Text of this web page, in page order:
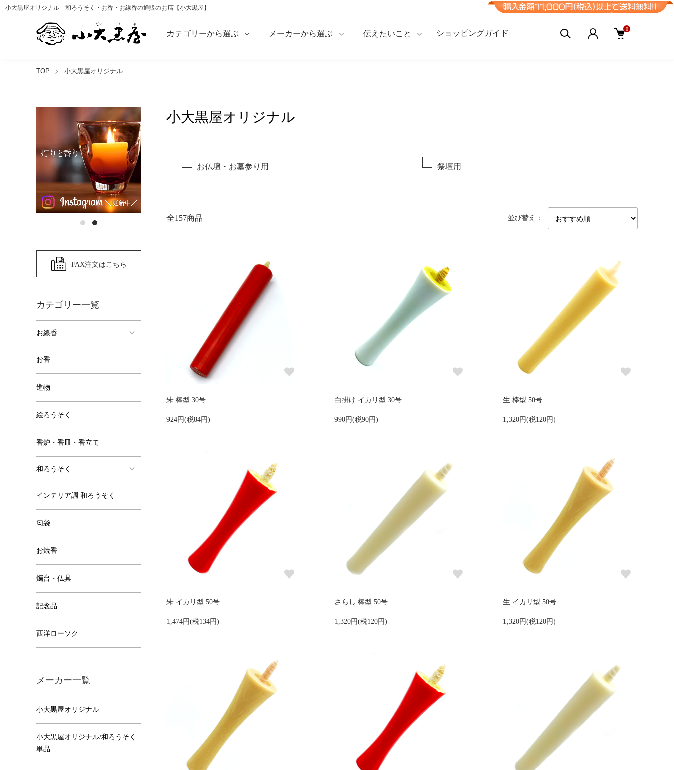
小大黒屋オリジナル 和ろうそく・お香・お線香の通販のお店【小大黒屋】
カテゴリーから選ぶ メーカーから選ぶ 伝えたいこと ショッピングガイド 0
TOP 小大黒屋オリジナル
小大黒屋オリジナル
お仏壇・お墓参り用 祭壇用
全157商品 並び替え：
朱 棒型 30号
924円(税84円)
白掛け イカリ型 30号
990円(税90円)
生 棒型 50号
1,320円(税120円)
朱 イカリ型 50号
1,474円(税134円)
さらし 棒型 50号
1,320円(税120円)
生 イカリ型 50号
1,320円(税120円)
FAX注文はこちら
カテゴリー一覧
お線香
お香
進物
絵ろうそく
香炉・香皿・香立て
和ろうそく
インテリア調 和ろうそく
匂袋
お焼香
燭台・仏具
記念品
西洋ローソク
メーカー一覧
小大黒屋オリジナル
小大黒屋オリジナル/和ろうそく
単品